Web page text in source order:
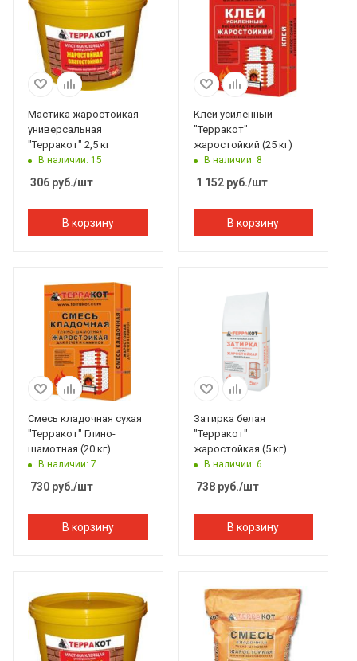
Мастика жаростойкая
универсальная
"Терракот" 2,5 кг
В наличии: 15
306 руб./шт
В корзину
Клей усиленный
"Терракот"
жаростойкий (25 кг)
В наличии: 8
1 152руб./шт
В корзину
Смесь кладочная сухая
"Терракот" Глино-
шамотная (20 кг)
В наличии: 7
730 руб./шт
В корзину
Затирка белая
"Терракот"
жаростойкая (5 кг)
В наличии: 6
738руб./шт
В корзину